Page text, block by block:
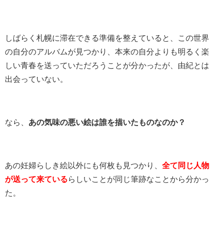
しばらく札幌に滞在できる準備を整えていると、この世界
の自分のアルバムが見つかり、本来の自分よりも明るく楽
しい青春を送っていただろうことが分かったが、由紀とは
出会っていない。
なら、 あの気味の悪い絵は誰を描いたものなのか？
あの妊婦らしき絵以外にも何枚も見つかり、 全て同じ人物
が送って来ているらしいことが同じ筆跡なことから分かっ
た。